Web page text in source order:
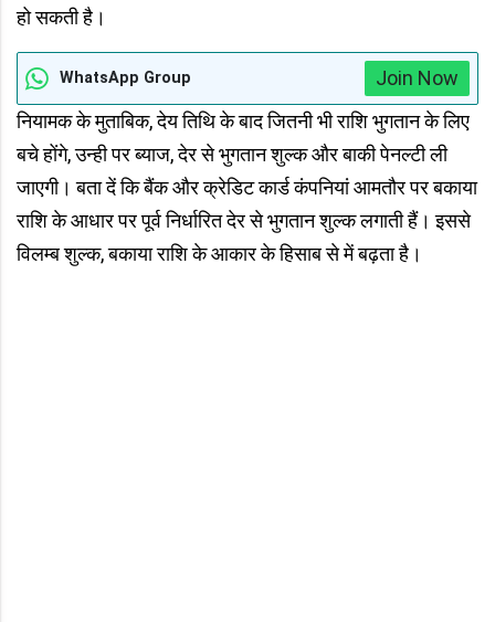
हो सकती है।
WhatsApp Group
Join Now
नियामक के मुताबिक, देय तिथि के बाद जितनी भी राशि भुगतान के लिए
बचे होंगे, उन्ही पर ब्याज, देर से भुगतान शुल्क और बाकी पेनल्टी ली
जाएगी। बता दें कि बैंक और क्रेडिट कार्ड कंपनियां आमतौर पर बकाया
राशि के आधार पर पूर्व निर्धारित देर से भुगतान शुल्क लगाती हैं। इससे
विलम्ब शुल्क, बकाया राशि के आकार के हिसाब से में बढ़ता है।